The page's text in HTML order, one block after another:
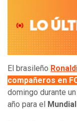
El brasileño
compañeros en
domingo durante
año para el